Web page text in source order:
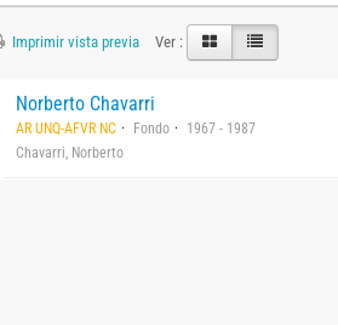
Imprimir vista previa Ver :
Norberto Chavarri
AR UNQ-AFVR NC Fondo
1967 - 1987
Chavarri, Norberto